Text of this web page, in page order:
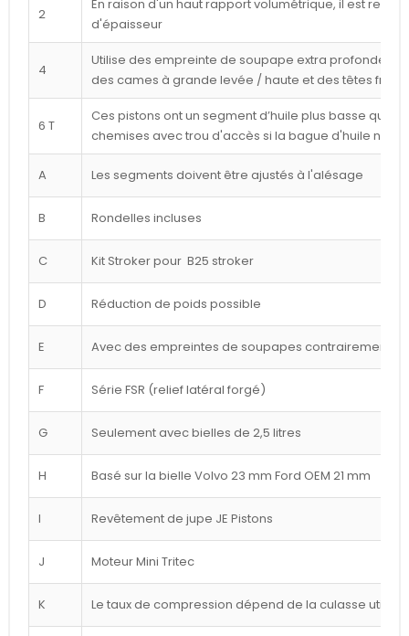
2
En raison d'un haut rapport volumétrique, il est
d'épaisseur
4
Utilise des empreinte de soupape extra profondes
des cames à grande levée / haute et des têtes
6 T
Ces pistons ont un segment d’huile plus basse que
chemises avec trou d'accès si la bague d'huile
A Les segments doivent être ajustés à l'alésage
B Rondelles incluses
C Kit Stroker pour B25 stroker
D Réduction de poids possible
E Avec des empreintes de soupapes contrairement à
F Série FSR (relief latéral forgé)
G Seulement avec bielles de 2,5 litres
H Basé sur la bielle Volvo 23 mm Ford OEM 21 mm
I Revêtement de jupe JE Pistons
J Moteur Mini Tritec
K Le taux de compression dépend de la culasse